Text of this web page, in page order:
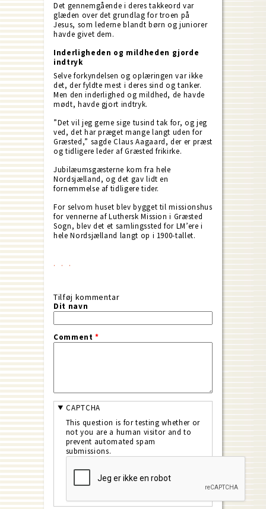
Det gennemgående i deres takkeord var
glæden over det grundlag for troen på
Jesus, som lederne blandt børn og juniorer
havde givet dem.
Inderligheden og mildheden gjorde
indtryk
Selve forkyndelsen og oplæringen var ikke
det, der fyldte mest i deres sind og tanker.
Men den inderlighed og mildhed, de havde
mødt, havde gjort indtryk.
”Det vil jeg gerne sige tusind tak for, og jeg
ved, det har præget mange langt uden for
Græsted,” sagde Claus Aagaard, der er præst
og tidligere leder af Græsted frikirke.
Jubilæumsgæsterne kom fra hele
Nordsjælland, og det gav lidt en
fornemmelse af tidligere tider.
For selvom huset blev bygget til missionshus
for vennerne af Luthersk Mission i Græsted
Sogn, blev det et samlingssted for LM’ere i
hele Nordsjælland langt op i 1900-tallet.
Tilføj kommentar
Dit navn
Comment*
CAPTCHA
This question is for testing whether or
not you are a human visitor and to
prevent automated spam
submissions.